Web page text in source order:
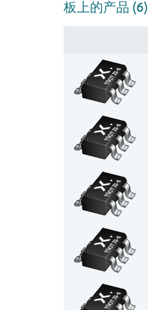
板上的产品 (6)